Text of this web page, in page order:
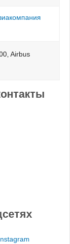
Airbus